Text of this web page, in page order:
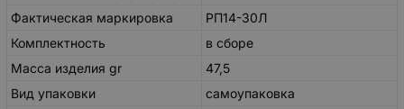
Фактическая маркировка
РП14-30Л
Комплектность
в сборе
Масса изделия gr
47,5
Вид упаковки
самоупаковка